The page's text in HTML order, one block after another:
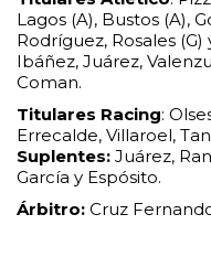
Lagos (A), Bustos (A),
Rodríguez, Rosales
Ibáñez, Juárez,
Coman.
Titulares Racing:
Errecalde, Villaroel,
Suplentes: Juárez,
García y Espósito.
Árbitro: Cruz